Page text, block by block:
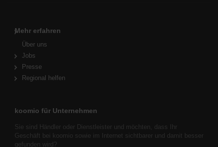
Mehr erfahren
Über uns
Jobs
Presse
Regional helfen
koomio für Unternehmen
Sie sind Händler oder Dienstleister und möchten, dass Ihr
Geschäft bei koomio sowie im Internet sichtbarer und damit besser
gefunden wird?